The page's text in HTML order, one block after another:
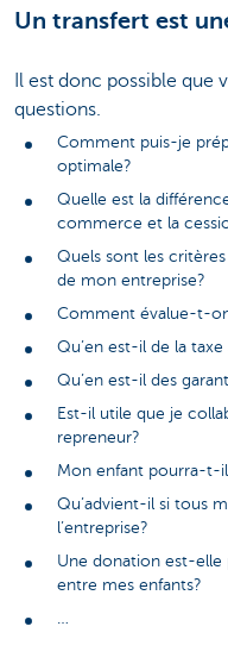
Un transfert est
Il est donc possible que
questions.
Comment puis-je
optimale?
Quelle est la
commerce et la
Quels sont les
de mon entreprise?
Comment évalue-t-
Qu’en est-il de la
Qu’en est-il des
Est-il utile que je
repreneur?
Mon enfant pourra-t-il
Qu’advient-il si tous
l’entreprise?
Une donation est-elle
entre mes enfants?
…